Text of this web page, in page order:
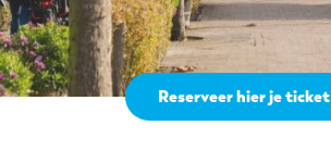
Reserveer hier je ticket